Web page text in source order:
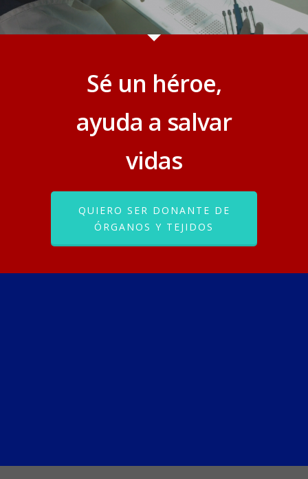
Sé un héroe,
ayuda a salvar
vidas
QUIERO SER DONANTE DE
ÓRGANOS Y TEJIDOS